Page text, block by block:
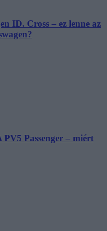
ID. Cross – ez lenne az
Passenger – miért